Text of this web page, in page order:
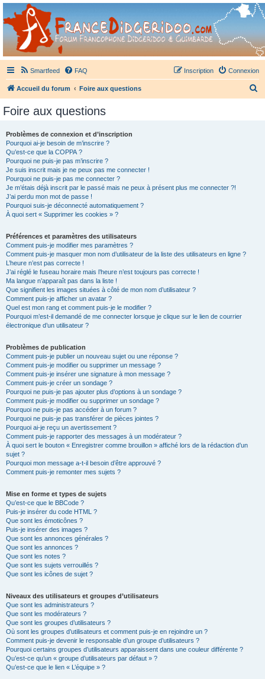
France Didgeridoo
Didgeridoo et Guimbarde sur France Didgeridoo - retrouvez la communauté.
Smartfeed FAQ Connexion
Inscription
Accueil du forum Foire aux questions
Foire aux questions
Problèmes de connexion et d’inscription
Pourquoi ai-je besoin de m’inscrire ?
Qu’est-ce que la COPPA ?
Pourquoi ne puis-je pas m’inscrire ?
Je suis inscrit mais je ne peux pas me connecter !
Pourquoi ne puis-je pas me connecter ?
Je m’étais déjà inscrit par le passé mais ne peux à présent plus me connecter ?!
J’ai perdu mon mot de passe !
Pourquoi suis-je déconnecté automatiquement ?
À quoi sert « Supprimer les cookies » ?
Préférences et paramètres des utilisateurs
Comment puis-je modifier mes paramètres ?
Comment puis-je masquer mon nom d’utilisateur de la liste des utilisateurs en ligne ?
L’heure n’est pas correcte !
J’ai réglé le fuseau horaire mais l’heure n’est toujours pas correcte !
Ma langue n’apparaît pas dans la liste !
Que signifient les images situées à côté de mon nom d’utilisateur ?
Comment puis-je afficher un avatar ?
Quel est mon rang et comment puis-je le modifier ?
Pourquoi m’est-il demandé de me connecter lorsque je clique sur le lien de courrier
électronique d’un utilisateur ?
Problèmes de publication
Comment puis-je publier un nouveau sujet ou une réponse ?
Comment puis-je modifier ou supprimer un message ?
Comment puis-je insérer une signature à mon message ?
Comment puis-je créer un sondage ?
Pourquoi ne puis-je pas ajouter plus d’options à un sondage ?
Comment puis-je modifier ou supprimer un sondage ?
Pourquoi ne puis-je pas accéder à un forum ?
Pourquoi ne puis-je pas transférer de pièces jointes ?
Pourquoi ai-je reçu un avertissement ?
Comment puis-je rapporter des messages à un modérateur ?
À quoi sert le bouton « Enregistrer comme brouillon » affiché lors de la rédaction d’un
sujet ?
Pourquoi mon message a-t-il besoin d’être approuvé ?
Comment puis-je remonter mes sujets ?
Mise en forme et types de sujets
Qu’est-ce que le BBCode ?
Puis-je insérer du code HTML ?
Que sont les émoticônes ?
Puis-je insérer des images ?
Que sont les annonces générales ?
Que sont les annonces ?
Que sont les notes ?
Que sont les sujets verrouillés ?
Que sont les icônes de sujet ?
Niveaux des utilisateurs et groupes d’utilisateurs
Que sont les administrateurs ?
Que sont les modérateurs ?
Que sont les groupes d’utilisateurs ?
Où sont les groupes d’utilisateurs et comment puis-je en rejoindre un ?
Comment puis-je devenir le responsable d’un groupe d’utilisateurs ?
Pourquoi certains groupes d’utilisateurs apparaissent dans une couleur différente ?
Qu’est-ce qu’un « groupe d’utilisateurs par défaut » ?
Qu’est-ce que le lien « L’équipe » ?